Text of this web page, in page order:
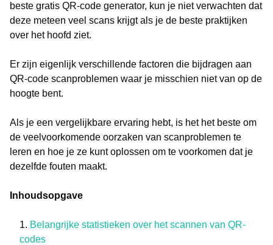
beste gratis QR-code generator, kun je niet verwachten dat
deze meteen veel scans krijgt als je de beste praktijken
over het hoofd ziet.
Er zijn eigenlijk verschillende factoren die bijdragen aan
QR-code scanproblemen waar je misschien niet van op de
hoogte bent.
Als je een vergelijkbare ervaring hebt, is het het beste om
de veelvoorkomende oorzaken van scanproblemen te
leren en hoe je ze kunt oplossen om te voorkomen dat je
dezelfde fouten maakt.
Inhoudsopgave
Belangrijke statistieken over het scannen van QR-
codes